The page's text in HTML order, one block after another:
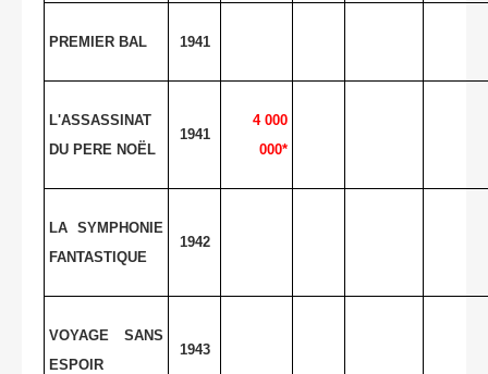
PREMIER BAL 1941
L'ASSASSINAT
DU PERE NOËL
1941
4 000
000*
LA SYMPHONIE
FANTASTIQUE
1942
VOYAGE SANS
ESPOIR
1943